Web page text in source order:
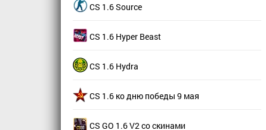
CS 1.6 Source
CS 1.6 Hyper Beast
CS 1.6 Hydra
CS 1.6 ко дню победы 9 мая
CS GO 1.6 V2 со скинами